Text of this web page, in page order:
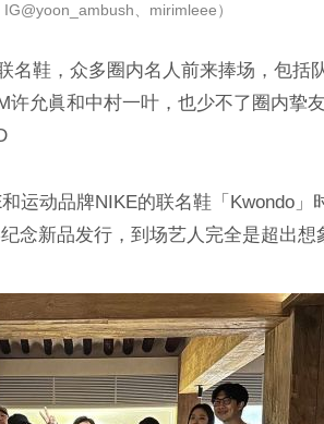
、mirimleee）
鞋，众多圈内名人前来捧场，包括
允眞和中村一叶，也少不了圈内挚
运动品牌NIKE的联名鞋「Kwondo」
念新品发行，到场艺人完全是超出想